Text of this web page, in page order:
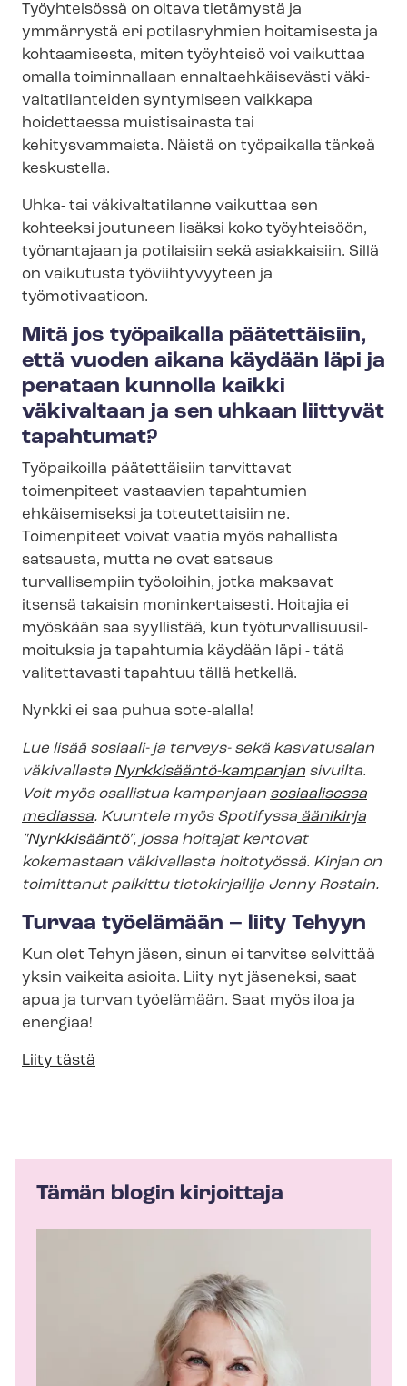
Työyhteisössä on oltava tietämystä ja
ymmärrystä eri potilasryhmien hoitamisesta ja
kohtaamisesta, miten työyhteisö voi vaikuttaa
omalla toiminnallaan en­nal­taeh­käi­se­väs­ti vä­ki­
val­ta­ti­lan­tei­den syntymiseen vaikkapa
hoidettaessa muistisairasta tai
kehitysvammaista. Näistä on työpaikalla tärkeä
keskustella.
Uhka- tai väkivaltatilanne vaikuttaa sen
kohteeksi joutuneen lisäksi koko työyhteisöön,
työnantajaan ja potilaisiin sekä asiakkaisiin. Sillä
on vaikutusta työviihtyvyyteen ja
työmotivaatioon.
Mitä jos työpaikalla päätettäisiin,
että vuoden aikana käydään läpi ja
perataan kunnolla kaikki
väkivaltaan ja sen uhkaan liittyvät
tapahtumat?
Työpaikoilla päätettäisiin tarvittavat
toimenpiteet vastaavien tapahtumien
ehkäisemiseksi ja toteutettaisiin ne.
Toimenpiteet voivat vaatia myös rahallista
satsausta, mutta ne ovat satsaus
turvallisempiin työoloihin, jotka maksavat
itsensä takaisin moninkertaisesti. Hoitajia ei
myöskään saa syyllistää, kun työ­tur­val­li­suusil­
moi­tuk­sia ja tapahtumia käydään läpi - tätä
valitettavasti tapahtuu tällä hetkellä.
Nyrkki ei saa puhua sote-alalla!
Lue lisää sosiaali- ja terveys- sekä kasvatusalan
väkivallasta Nyrkkisääntö-​kampanjan sivuilta.
Voit myös osallistua kampanjaan sosiaalisessa
mediassa. Kuuntele myös Spotifyssa äänikirja
"Nyrkkisääntö", jossa hoitajat kertovat
kokemastaan väkivallasta hoitotyössä. Kirjan on
toimittanut palkittu tietokirjailija Jenny Rostain.
Turvaa työelämään – liity Tehyyn
Kun olet Tehyn jäsen, sinun ei tarvitse selvittää
yksin vaikeita asioita. Liity nyt jäseneksi, saat
apua ja turvan työelämään. Saat myös iloa ja
energiaa!
Liity tästä
Tämän blogin kirjoittaja